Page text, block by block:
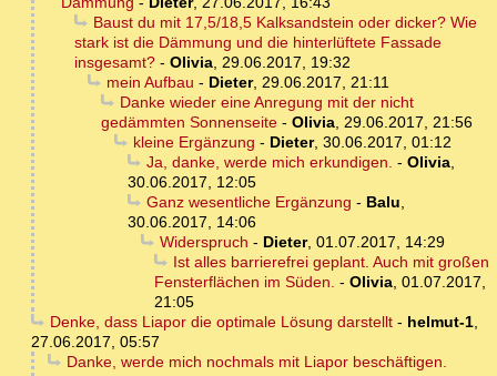
Baust du mit 17,5/18,5 Kalksandstein oder dicker? Wie
stark ist die Dämmung und die hinterlüftete Fassade
insgesamt? - Olivia, 29.06.2017, 19:32
mein Aufbau - Dieter, 29.06.2017, 21:11
Danke wieder eine Anregung mit der nicht
gedämmten Sonnenseite - Olivia, 29.06.2017, 21:56
kleine Ergänzung - Dieter, 30.06.2017, 01:12
Ja, danke, werde mich erkundigen. - Olivia,
30.06.2017, 12:05
Ganz wesentliche Ergänzung - Balu,
30.06.2017, 14:06
Widerspruch - Dieter, 01.07.2017, 14:29
Ist alles barrierefrei geplant. Auch mit großen
Fensterflächen im Süden. - Olivia, 01.07.2017,
21:05
Denke, dass Liapor die optimale Lösung darstellt- helmut-1,
27.06.2017, 05:57
Danke, werde mich nochmals mit Liapor beschäftigen.